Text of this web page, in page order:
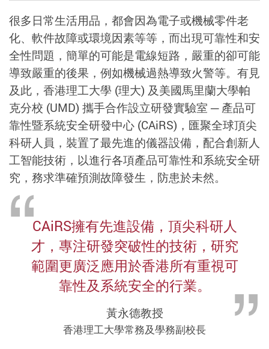
很多日常生活用品，都會因為電子或機械零件老
化、軟件故障或環境因素等等，而出現可靠性和安
全性問題，簡單的可能是電線短路，嚴重的卻可能
導致嚴重的後果，例如機械過熱導致火警等。有見
及此，香港理工大學 (理大) 及美國馬里蘭大學帕
克分校 (UMD) 攜手合作設立研發實驗室 ─ 產品可
靠性暨系統安全研發中心 (CAiRS)，匯聚全球頂尖
科研人員，裝置了最先進的儀器設備，配合創新人
工智能技術，以進行各項產品可靠性和系統安全研
究，務求準確預測故障發生，防患於未然。
CAiRS擁有先進設備，頂尖科研人
才，專注研發突破性的技術，研究
範圍更廣泛應用於香港所有重視可
靠性及系統安全的行業。
黃永德教授
香港理工大學常務及學務副校長